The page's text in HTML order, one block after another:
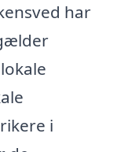
har
i